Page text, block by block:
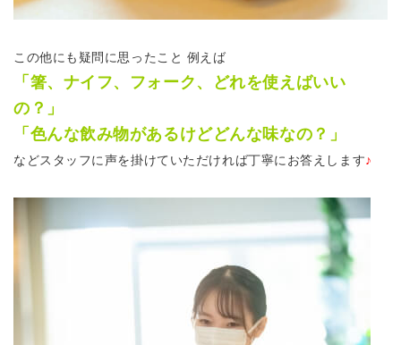
この他にも疑問に思ったこと 例えば
「箸、ナイフ、フォーク、どれを使えばいい
の？」
「色んな飲み物があるけどどんな味なの？」
などスタッフに声を掛けていただければ丁寧にお答えします♪